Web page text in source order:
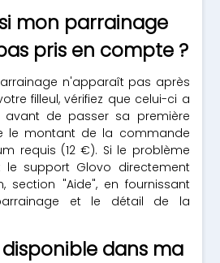
mon parrainage
pris en compte ?
n'apparaît pas après
filleul, vérifiez que celui-ci a
de passer sa première
le montant de la commande
requis (12 €). Si le problème
le support Glovo directement
section "Aide", en fournissant
et le détail de la
dans ma